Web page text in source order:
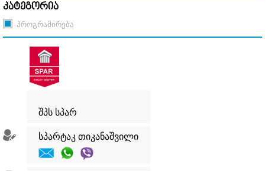
კატეგორია
პროგრამირება
შპს სპარ
სპარტაკ თიკანაშვილი